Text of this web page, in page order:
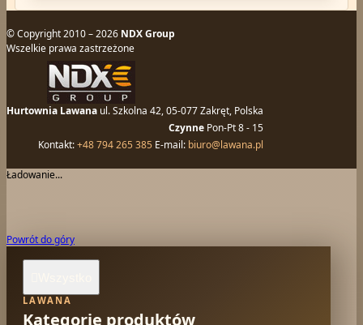
Hurtownia Lawana ul. Szkolna 42, 05-077 Zakręt, Polska
Czynne Pon-Pt 8 - 15
Kontakt:+48 794 265 385 E-mail: biuro@lawana.pl
© Copyright 2010 – 2026 NDX Group
Wszelkie prawa zastrzeżone
Ładowanie...
Powrót do góry
LAWANA
Kategorie produktów